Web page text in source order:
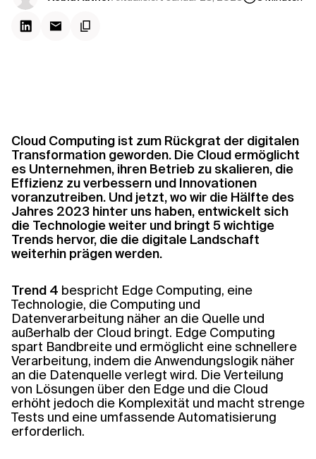
Verwandte Themen
Cloud Computing ist zum Rückgrat der digitalen
Transformation geworden. Die Cloud ermöglicht
es Unternehmen, ihren Betrieb zu skalieren, die
Effizienz zu verbessern und Innovationen
voranzutreiben. Und jetzt, wo wir die Hälfte des
Jahres 2023 hinter uns haben, entwickelt sich
die Technologie weiter und bringt 5 wichtige
Trends hervor, die die digitale Landschaft
weiterhin prägen werden.
Trend 4 bespricht Edge Computing, eine
Technologie, die Computing und
Datenverarbeitung näher an die Quelle und
außerhalb der Cloud bringt. Edge Computing
spart Bandbreite und ermöglicht eine schnellere
Verarbeitung, indem die Anwendungslogik näher
an die Datenquelle verlegt wird. Die Verteilung
von Lösungen über den Edge und die Cloud
erhöht jedoch die Komplexität und macht strenge
Tests und eine umfassende Automatisierung
erforderlich.